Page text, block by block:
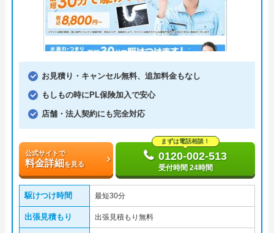
お見積り・キャンセル無料、追加料金もなし
もしもの時にPL保険加入で安心
店舗・法人契約にも完全対応
公式サイトで
料金詳細を見る
まずは電話相談！
0120-002-513
受付時間 24時間
駆けつけ時間 最短30分
出張見積もり 出張見積もり無料